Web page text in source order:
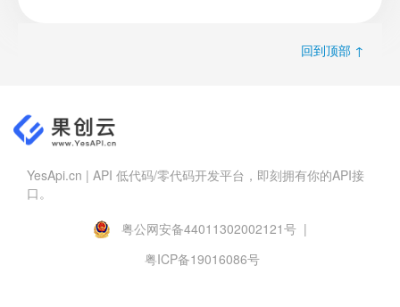
回到顶部 ↑
YesApi.cn | API 低代码/零代码开发平台，即刻拥有你的API接
口。
粤公网安备44011302002121号 |
粤ICP备19016086号